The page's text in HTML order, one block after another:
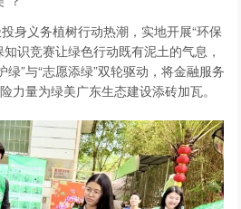
身义务植树行动热潮，实地开展“环保
识竞赛让绿色行动既有泥土的气息，
”与“志愿添绿”双轮驱动，将金融服务
力量为绿美广东生态建设添砖加瓦。